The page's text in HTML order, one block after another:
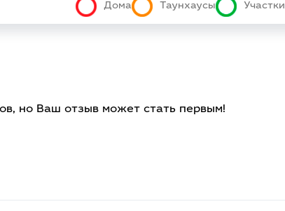
Дома Таунхаусы Участки
но Ваш отзыв может стать первым!